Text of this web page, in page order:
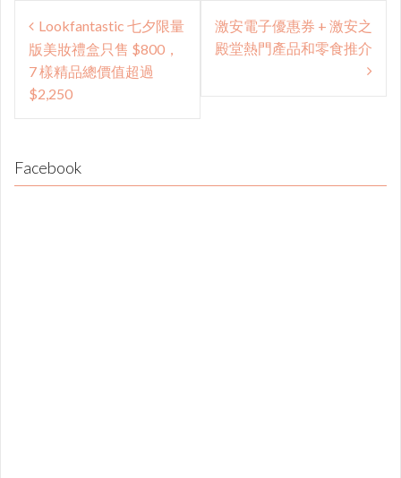
Post
navigation
Lookfantastic 七夕限量
版美妝禮盒只售 $800，
7 樣精品總價值超過
$2,250
激安電子優惠券 + 激安之
殿堂熱門產品和零食推介
Facebook